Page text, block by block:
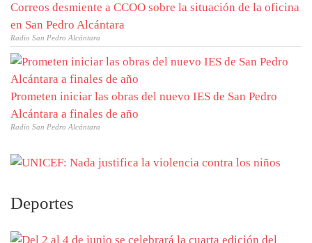
Correos desmiente a CCOO sobre la situación de la oficina
en San Pedro Alcántara
Radio San Pedro Alcántara
Prometen iniciar las obras del nuevo IES de San Pedro
Alcántara a finales de año
Radio San Pedro Alcántara
Deportes